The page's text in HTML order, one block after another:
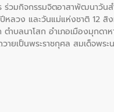
ร่วมกิจกรรมจิตอาสาพัฒนาวัน
หลวง และวันแม่แห่งชาติ 12 สิ
าบลนาโสก อําเภอเมืองมุกดา
ยเป็นพระราชกุศล สมเด็จพระ